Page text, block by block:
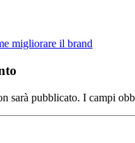
migliorare il brand
sarà pubblicato. I campi